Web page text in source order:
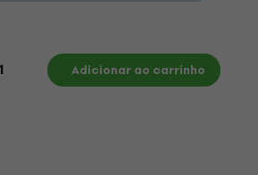
Documentos
Adicionar ao carrinho